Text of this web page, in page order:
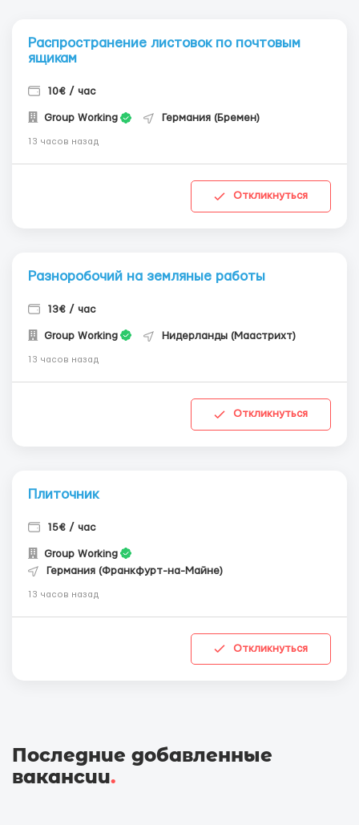
Распространение листовок по почтовым
ящикам
10€ / час
Group Working Германия (Бремен)
13 часов назад
Откликнуться
Разноробочий на земляные работы
13€ / час
Group Working Нидерланды (Маастрихт)
13 часов назад
Откликнуться
Плиточник
15€ / час
Group Working
Германия (Франкфурт-на-Майне)
13 часов назад
Откликнуться
Последние добавленные
вакансии.